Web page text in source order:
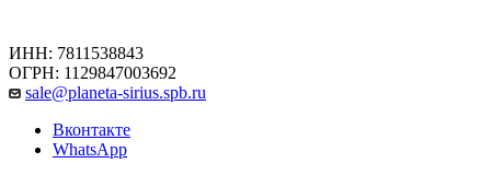
ИНН: 7811538843
ОГРН: 1129847003692
sale@planeta-sirius.spb.ru
Вконтакте
WhatsApp